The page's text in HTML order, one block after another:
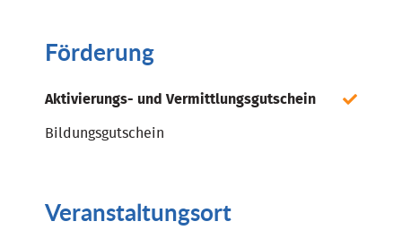
Förderung
Aktivierungs- und Vermittlungsgutschein
Bildungsgutschein
Veranstaltungsort